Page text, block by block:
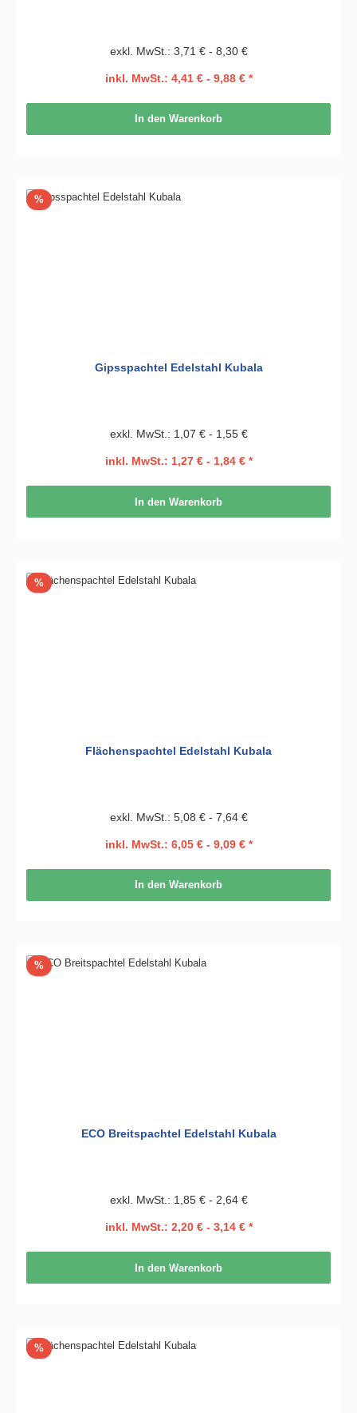
exkl. MwSt.: 3,71 € - 8,30 €
inkl. MwSt.: 4,41 € - 9,88 € *
In den Warenkorb
%Rabatt
Gipsspachtel Edelstahl Kubala
exkl. MwSt.: 1,07 € - 1,55 €
inkl. MwSt.: 1,27 € - 1,84 € *
In den Warenkorb
%Rabatt
Flächenspachtel Edelstahl Kubala
exkl. MwSt.: 5,08 € - 7,64 €
inkl. MwSt.: 6,05 € - 9,09 € *
In den Warenkorb
%Rabatt
ECO Breitspachtel Edelstahl Kubala
exkl. MwSt.: 1,85 € - 2,64 €
inkl. MwSt.: 2,20 € - 3,14 € *
In den Warenkorb
%Rabatt